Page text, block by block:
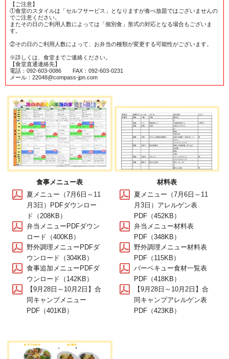
【ご注意】
①食堂のスタイルは「セルフサービス」となりますが食べ放題ではございませんの
でご注意ください。
またその日のご利用人数によっては「個別食」形式の対応となる場合もございま
す。
②その日のご利用人数によって、お弁当の種類が変更する可能性がございます。
※詳しくは、食堂までご連絡ください。
【食堂直通連絡先】
電話：092-603-0086 FAX：092-603-0231
メール：22048@compass-jpn.com
食事メニュー表
夏メニュー（7月6日～11
月3日）PDFダウンロー
ド（208KB）
弁当メニューPDFダウン
ロード（400KB）
野外調理メニューPDFダ
ウンロード（304KB）
食事追加メニューPDFダ
ウンロード（142KB）
【9月28日～10月2日】合
同キャンプメニュー
PDF（401KB）
材料表
夏メニュー（7月6日～11
月3日）アレルゲン表
PDF（452KB）
弁当メニュー材料表
PDF（348KB）
野外調理メニュー材料表
PDF（115KB）
バーベキュー食材一覧表
PDF（418KB）
【9月28日～10月2日】合
同キャンプアレルゲン表
PDF（423KB）